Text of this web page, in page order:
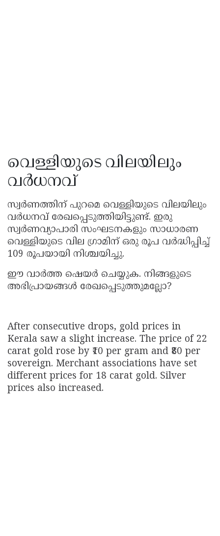
വെള്ളിയുടെ വിലയിലും
വർധനവ്
സ്വർണത്തിന് പുറമെ വെള്ളിയുടെ വിലയിലും
വർധനവ് രേഖപ്പെടുത്തിയിട്ടുണ്ട്. ഇരു
സ്വർണവ്യാപാരി സംഘടനകളും സാധാരണ
വെള്ളിയുടെ വില ഗ്രാമിന് ഒരു രൂപ വർദ്ധിപ്പിച്ച്
109 രൂപയായി നിശ്ചയിച്ചു.
ഈ വാർത്ത ഷെയർ ചെയ്യുക. നിങ്ങളുടെ
അഭിപ്രായങ്ങൾ രേഖപ്പെടുത്തുമല്ലോ?
After consecutive drops, gold prices in
Kerala saw a slight increase. The price of 22
carat gold rose by ₹10 per gram and ₹80 per
sovereign. Merchant associations have set
different prices for 18 carat gold. Silver
prices also increased.